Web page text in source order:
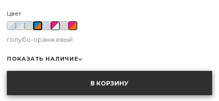
Цвет
голубо-оранжевый
ПОКАЗАТЬ НАЛИЧИЕ
В КОРЗИНУ